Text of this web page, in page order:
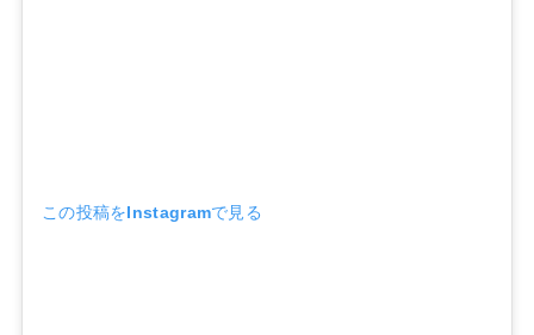
この投稿をInstagramで見る